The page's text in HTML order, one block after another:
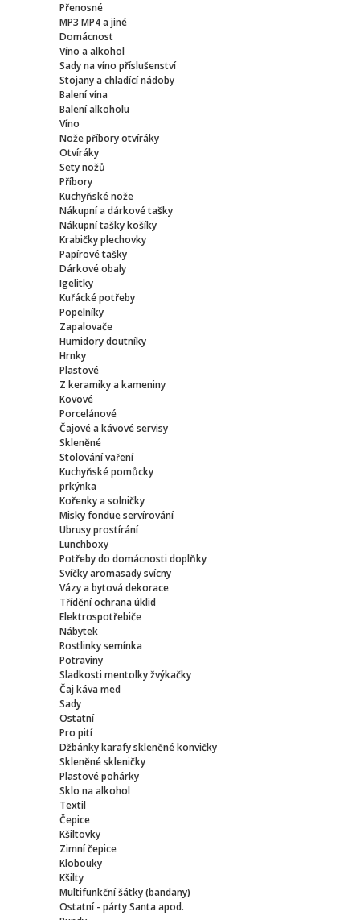
Přenosné
MP3 MP4 a jiné
Domácnost
Víno a alkohol
Sady na víno příslušenství
Stojany a chladící nádoby
Balení vína
Balení alkoholu
Víno
Nože příbory otvíráky
Otvíráky
Sety nožů
Příbory
Kuchyňské nože
Nákupní a dárkové tašky
Nákupní tašky košíky
Krabičky plechovky
Papírové tašky
Dárkové obaly
Igelitky
Kuřácké potřeby
Popelníky
Zapalovače
Humidory doutníky
Hrnky
Plastové
Z keramiky a kameniny
Kovové
Porcelánové
Čajové a kávové servisy
Skleněné
Stolování vaření
Kuchyňské pomůcky
prkýnka
Kořenky a solničky
Misky fondue servírování
Ubrusy prostírání
Lunchboxy
Potřeby do domácnosti doplňky
Svíčky aromasady svícny
Vázy a bytová dekorace
Třídění ochrana úklid
Elektrospotřebiče
Nábytek
Rostlinky semínka
Potraviny
Sladkosti mentolky žvýkačky
Čaj káva med
Sady
Ostatní
Pro pití
Džbánky karafy skleněné konvičky
Skleněné skleničky
Plastové pohárky
Sklo na alkohol
Textil
Čepice
Kšiltovky
Zimní čepice
Klobouky
Kšilty
Multifunkční šátky (bandany)
Ostatní - párty Santa apod.